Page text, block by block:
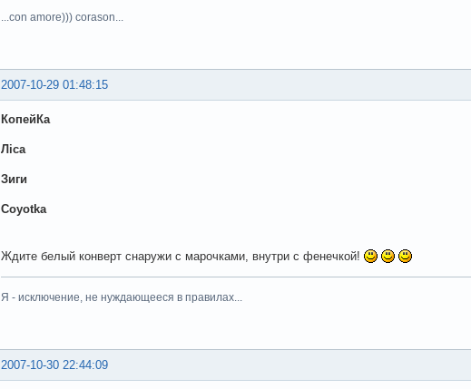
...con amore))) corason...
2007-10-29 01:48:15
КопейКа
Ліса
Зиги
Coyotka
Ждите белый конверт снаружи с марочками, внутри с фенечкой!
Я - исключение, не нуждающееся в правилах...
2007-10-30 22:44:09